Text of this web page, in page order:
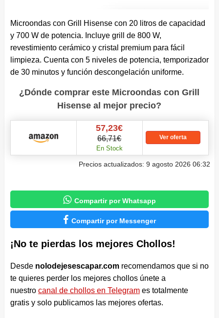
Microondas con Grill Hisense con 20 litros de capacidad
y 700 W de potencia. Incluye grill de 800 W,
revestimiento cerámico y cristal premium para fácil
limpieza. Cuenta con 5 niveles de potencia, temporizador
de 30 minutos y función descongelación uniforme.
¿Dónde comprar este Microondas con Grill
Hisense al mejor precio?
57,23€
66,71€
En Stock
Ver oferta
Precios actualizados: 9 agosto 2026 06:32
 Compartir por Whatsapp
 Compartir por Messenger
¡No te pierdas los mejores Chollos!
Desde nolodejesescapar.comrecomendamos que si no
te quieres perder los mejores chollos únete a
nuestro canal de chollos en Telegrames totalmente
gratis y solo publicamos las mejores ofertas.